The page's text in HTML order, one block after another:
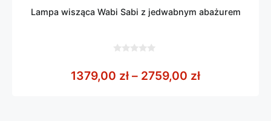
Lampa wisząca Wabi Sabi z jedwabnym abażurem
5
1379,00 zł – 2759,00 złZakres cen: